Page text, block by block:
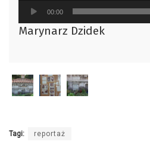
Odtwarzacz
plików
dźwiękowych
00:00
Marynarz Dzidek
Tagi: reportaż